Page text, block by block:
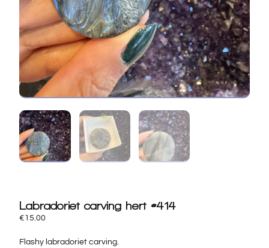
Labradoriet carving hert #414
€15.00
Flashy labradoriet carving.